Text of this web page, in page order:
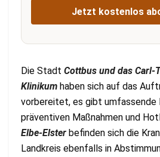
Jetzt kostenlos
Die Stadt Cottbus und das Carl-
Klinikum haben sich auf das
vorbereitet, es gibt umfassende
präventiven Maßnahmen und
Elbe-Elster befinden sich die
Landkreis ebenfalls in